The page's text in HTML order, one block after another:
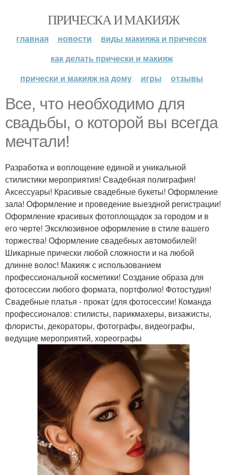
ПРИЧЕСКА И МАКИЯЖ
главная новости
виды макияжа и причесок
как делать прически и макияж
прически и макияж на дому
игры отзывы
Все, что необходимо для
свадьбы, о которой вы всегда
мечтали!
Разработка и воплощение единой и уникальной
стилистики мероприятия! Свадебная полиграфия!
Аксессуары! Красивые свадебные букеты! Оформление
зала! Оформление и проведение выездной регистрации!
Оформление красивых фотоплощадок за городом и в
его черте! Эксклюзивное оформление в стиле вашего
торжества! Оформление свадебных автомобилей!
Шикарные прически любой сложности и на любой
длинне волос! Макияж с использованием
профессиональной косметики! Создание образа для
фотосессии любого формата, портфолио! Фотостудия!
Свадебные платья - прокат (для фотосессии! Команда
профессионалов: стилисты, парикмахеры, визажисты,
флористы, декораторы, фотографы, видеографы,
ведущие мероприятий, хореографы